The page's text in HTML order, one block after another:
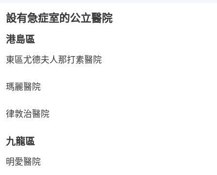
設有急症室的公立醫院
港島區
東區尤德夫人那打素醫院
瑪麗醫院
律敦治醫院
九龍區
明愛醫院